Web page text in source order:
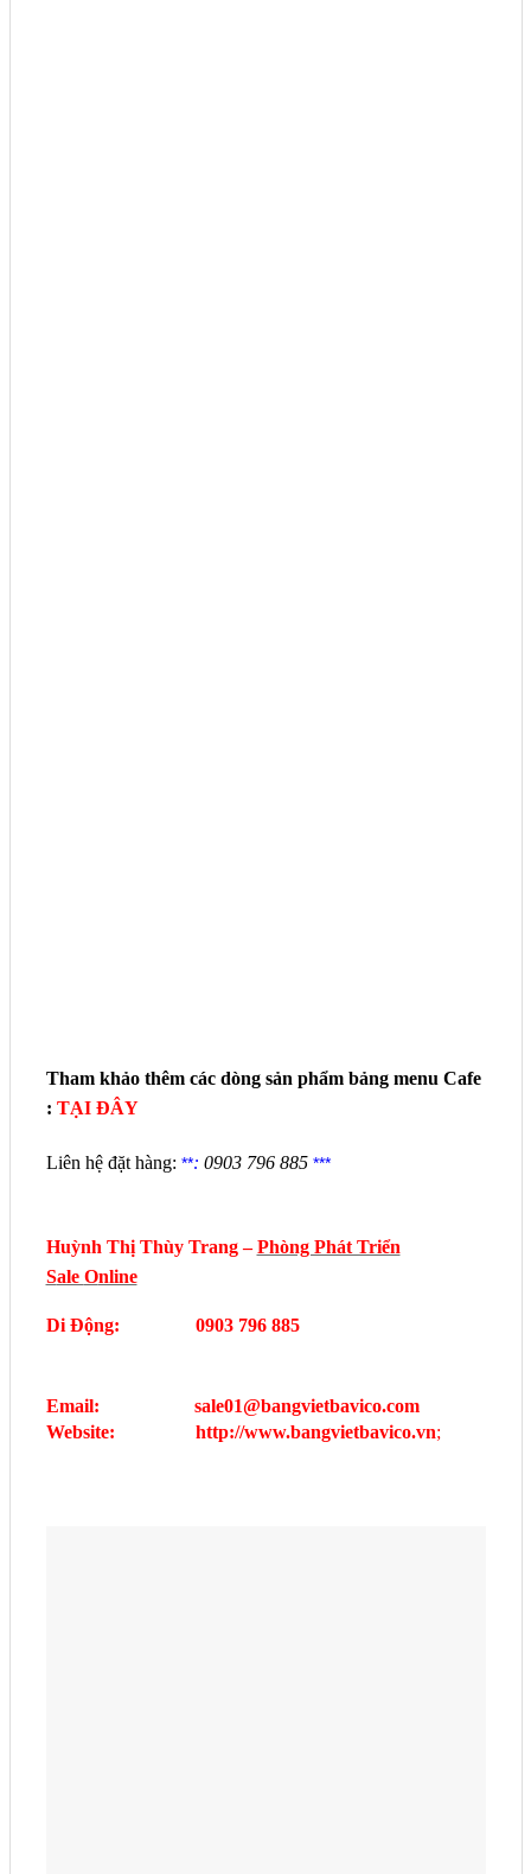
Tham khảo thêm các dòng sản phẩm bảng menu Cafe
: TẠI ĐÂY
Liên hệ đặt hàng: **: 0903 796 885 ***
Huỳnh Thị Thùy Trang–Phòng Phát Triển
Sale Online
Di Động: 0903 796 885
Email:
sale01@bangvietbavico.com
Website:
http://www.bangvietbavico.vn;